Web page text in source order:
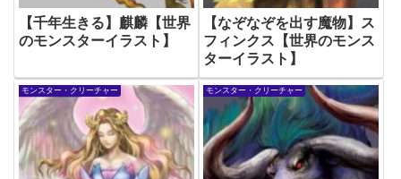
【千年生きる】麒麟【世界
のモンスターイラスト】
【なぞなぞを出す魔物】ス
フィンクス【世界のモンス
ターイラスト】
モンスター・クリーチャー モンスター・クリーチャー